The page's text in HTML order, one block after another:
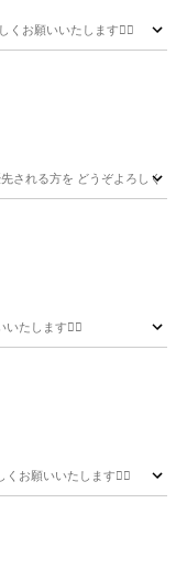
くお願いいたします🙇‍♂️
れる方を どうぞよろしくお
たします🙇‍♂️
お願いいたします🙇‍♂️